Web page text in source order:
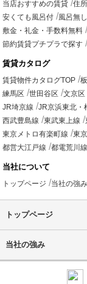
当店おすすめの賃貸 住
安くても風呂付
風呂無
敷金・礼金・手数料無料
節約賃貸プチプラで探す
賃貸カタログ
賃貸物件カタログTOP
練馬区
世田谷区 文京区
JR埼京線
JR京浜東北・
西武豊島線
東武東上線
東京メトロ有楽町線
東
都営大江戸線
都電荒川線
当社について
トップページ 当社の強み
トップページ
当社の強み